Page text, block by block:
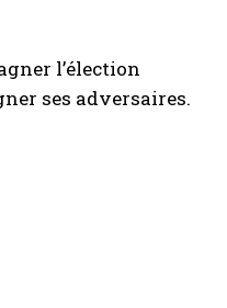
l’élection
ses adversaires.